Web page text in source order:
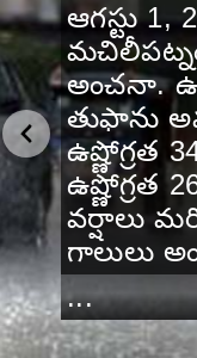
ఆగస్టు
అంచనా.
తుఫాను
ఉష్ణోగ్రత
ఉష్ణోగ్రత
వర్షాలు
గాలులు
...